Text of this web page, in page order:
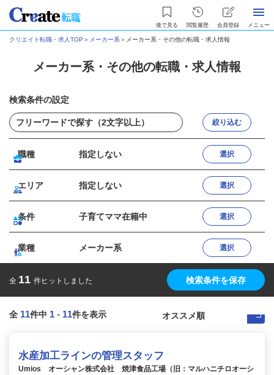
後で見る 閲覧履歴 会員登録 メニュー
クリエイト転職・求人TOP ＞ メーカー系＞ メーカー系・その他の転職・求人情報
メーカー系・その他の転職・求人情報
検索条件の設定
絞り込む
職種 指定しない 選択
エリア 指定しない 選択
条件 子育てママ在籍中 選択
業種 メーカー系 選択
全 11 件ヒットしました 検索条件を保存
全 11件中 1 - 11件を表示
水産加工ラインの管理スタッフ
Umios オーシャン株式会社 焼津食品工場（旧：マルハニチロオーシ